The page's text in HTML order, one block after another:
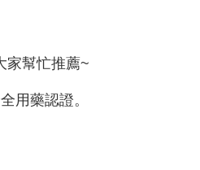
家幫忙推薦~
用藥認證。